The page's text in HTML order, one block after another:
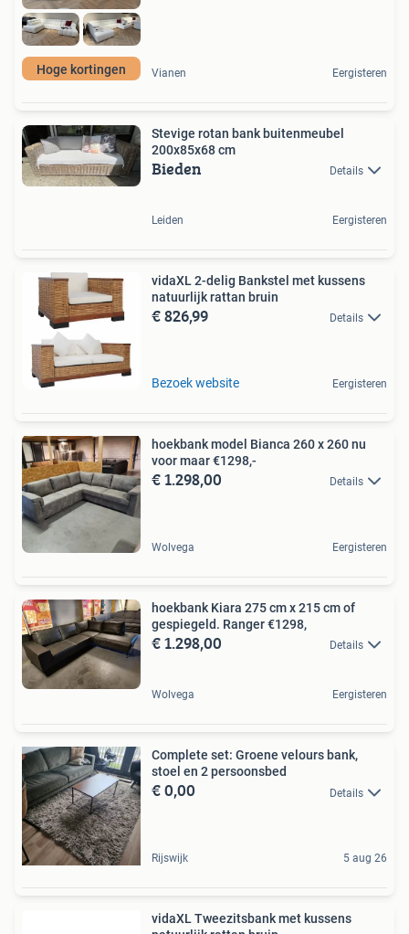
Hoge kortingen Vianen Eergisteren
Stevige rotan bank buitenmeubel
200x85x68 cm
Bieden Details
Leiden Eergisteren
vidaXL 2-delig Bankstel met kussens
natuurlijk rattan bruin
€ 826,99 Details
Bezoek website Eergisteren
hoekbank model Bianca 260 x 260 nu
voor maar €1298,-
€ 1.298,00 Details
Wolvega Eergisteren
hoekbank Kiara 275 cm x 215 cm of
gespiegeld. Ranger €1298,
€ 1.298,00 Details
Wolvega Eergisteren
Complete set: Groene velours bank,
stoel en 2 persoonsbed
€ 0,00 Details
Rijswijk 5 aug 26
vidaXL Tweezitsbank met kussens